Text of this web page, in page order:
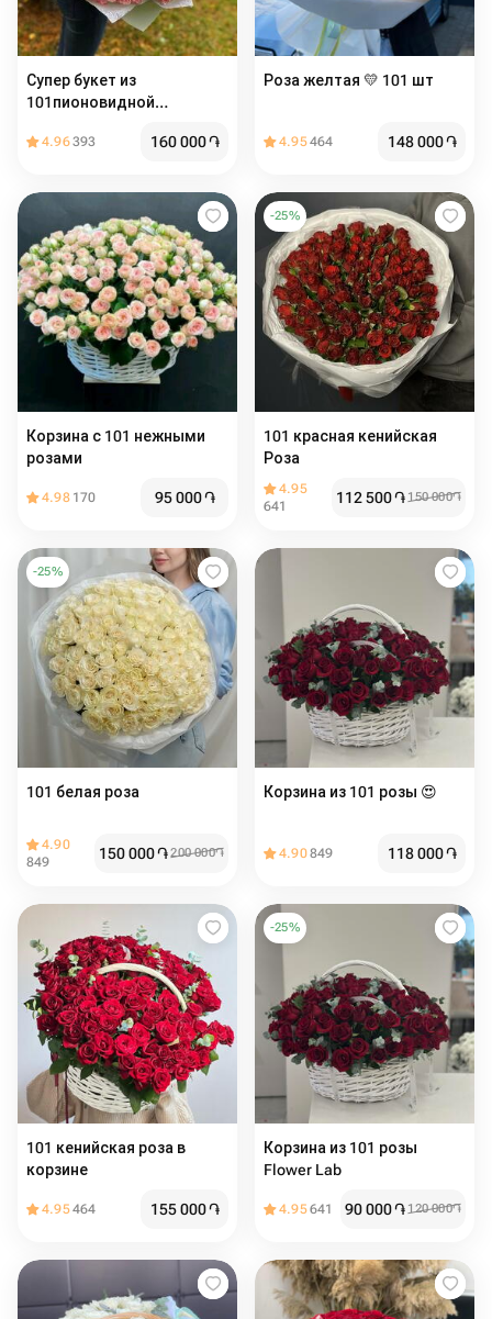
Супер букет из
101пионовидной
4.96393 160 000֏
Роза желтая 💛 101 шт
4.95464 148 000֏
Корзина с 101 нежными
розами
4.98 170 95 000֏
-25%
101 красная кенийская
Роза
4.95
641
112 500֏ 150 000֏
-25%
101 белая роза
4.90
849
150 000֏200 000֏
Корзина из 101 розы 😍
4.90849 118 000֏
101 кенийская роза в
корзине
4.95464 155 000֏
-25%
Корзина из 101 розы
Flower Lab
4.95641 90 000֏ 120 000֏